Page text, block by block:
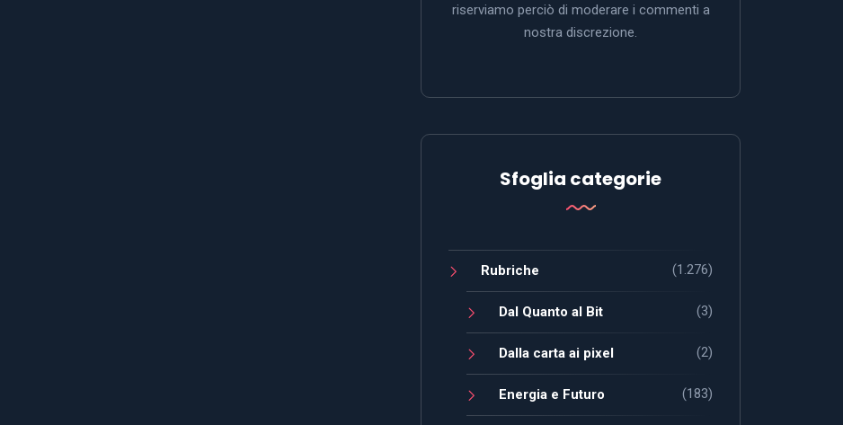
riserviamo perciò di moderare i commenti a
nostra discrezione.
Sfoglia categorie
Rubriche (1.276)
Dal Quanto al Bit (3)
Dalla carta ai pixel (2)
Energia e Futuro (183)